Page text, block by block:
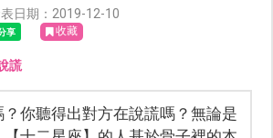
日期：2019-12-10
收藏
謊
你聽得出對方在說謊嗎？無論是